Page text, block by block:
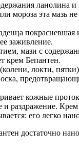
ланолина
мороза эта
заживление.
мази с
крем Бепантен.
локти,
кожные
раздражение.
его легко
достаточно